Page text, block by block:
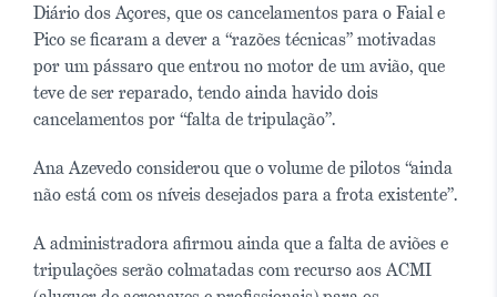
Diário dos Açores, que os cancelamentos para o Faial e
Pico se ficaram a dever a “razões técnicas” motivadas
por um pássaro que entrou no motor de um avião, que
teve de ser reparado, tendo ainda havido dois
cancelamentos por “falta de tripulação”.
Ana Azevedo considerou que o volume de pilotos “ainda
não está com os níveis desejados para a frota existente”.
A administradora afirmou ainda que a falta de aviões e
tripulações serão colmatadas com recurso aos ACMI